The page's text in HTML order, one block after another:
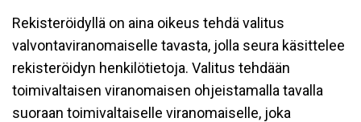
Rekisteröidyllä on aina oikeus tehdä valitus
valvontaviranomaiselle tavasta, jolla seura käsittelee
rekisteröidyn henkilötietoja. Valitus tehdään
toimivaltaisen viranomaisen ohjeistamalla tavalla
suoraan toimivaltaiselle viranomaiselle, joka